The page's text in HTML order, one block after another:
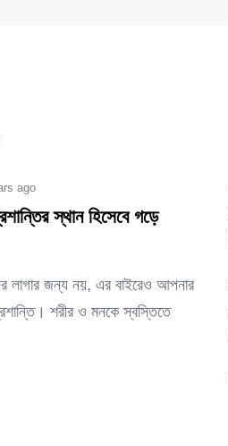
ago
স্থান হিসেবে গড়ে
লাগার জন্য নয়, এর বাইরেও আপনার
শরীর ও মনকে স্বস্তিতে